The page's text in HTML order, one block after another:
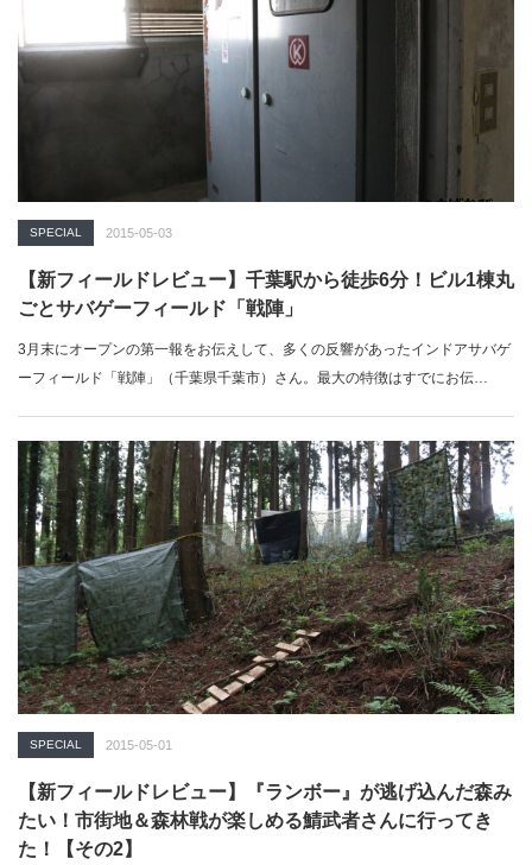
SPECIAL 2015-05-03
【新フィールドレビュー】千葉駅から徒歩6分！ビル1棟丸
ごとサバゲーフィールド「戦陣」
3月末にオープンの第一報をお伝えして、多くの反響があったインドアサバゲ
ーフィールド「戦陣」（千葉県千葉市）さん。最大の特徴はすでにお伝…
SPECIAL 2015-05-01
【新フィールドレビュー】『ランボー』が逃げ込んだ森み
たい！市街地＆森林戦が楽しめる鯖武者さんに行ってき
た！【その2】